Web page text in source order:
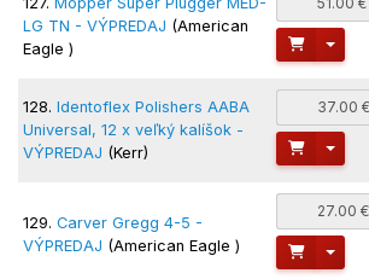
LG TN - VÝPREDAJ (American
Eagle )
128. Identoflex Polishers AABA
Universal, 12 x veľký kalíšok -
VÝPREDAJ (Kerr)
37.00
129. Carver Gregg 4-5 -
VÝPREDAJ (American Eagle )
27.00